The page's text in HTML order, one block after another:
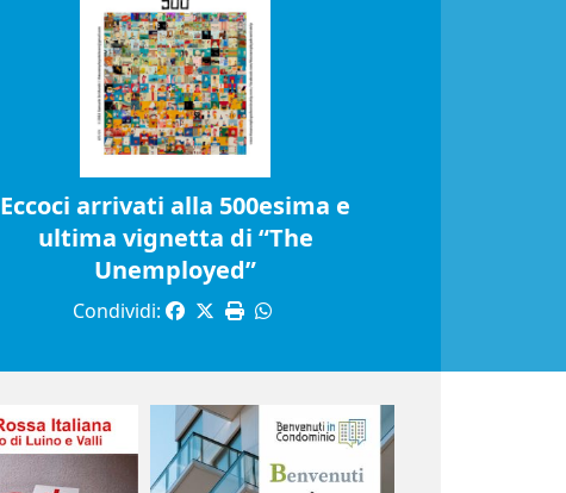
Eccoci arrivati alla 500esima e
ultima vignetta di “The
Unemployed”
Condividi: